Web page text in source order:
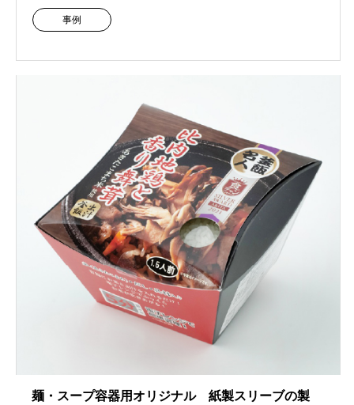
事例
麺・スープ容器用オリジナル 紙製スリーブの製